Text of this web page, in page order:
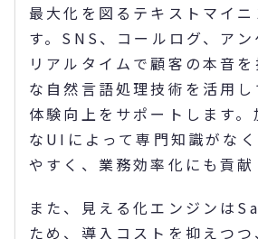
最大化を図るテキストマイ
す。SNS、コールログ、ア
リアルタイムで顧客の本音
な自然言語処理技術を活用
体験向上をサポートします。
なUIによって専門知識がな
やすく、業務効率化にも貢献
また、見える化エンジンは
ため、導入コストを抑えつつ